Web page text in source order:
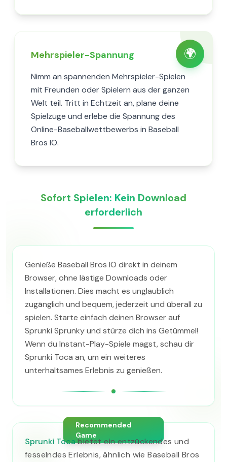
🌍
Mehrspieler-Spannung
Nimm an spannenden Mehrspieler-Spielen
mit Freunden oder Spielern aus der ganzen
Welt teil. Tritt in Echtzeit an, plane deine
Spielzüge und erlebe die Spannung des
Online-Baseballwettbewerbs in Baseball
Bros IO.
Sofort Spielen: Kein Download
erforderlich
Genieße Baseball Bros IO direkt in deinem
Browser, ohne lästige Downloads oder
Installationen. Dies macht es unglaublich
zugänglich und bequem, jederzeit und überall zu
spielen. Starte einfach deinen Browser auf
Sprunki Sprunky und stürze dich ins Getümmel!
Wenn du Instant-Play-Spiele magst, schau dir
Sprunki Toca an, um ein weiteres
unterhaltsames Erlebnis zu genießen.
Recommended
Game
Sprunki Tocabietet ein entzückendes und
fesselndes Erlebnis, ähnlich wie Baseball Bros